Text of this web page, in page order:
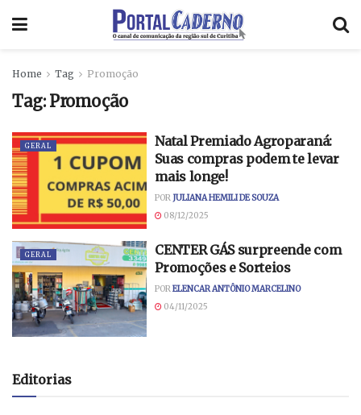
Home Tag Promoção
Tag: Promoção
GERAL
Natal Premiado Agroparaná:
Suas compras podem te levar
mais longe!
POR JULIANA HEMILI DE SOUZA
08/12/2025
GERAL
CENTER GÁS surpreende com
Promoções e Sorteios
POR ELENCAR ANTÔNIO MARCELINO
04/11/2025
Editorias